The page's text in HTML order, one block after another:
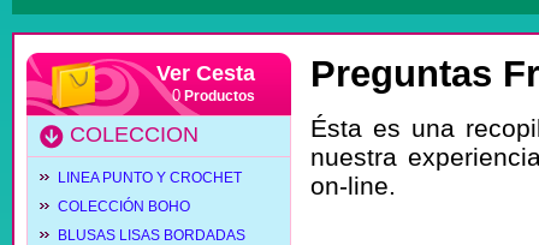
Ver Cesta
Productos
COLECCION
LINEA PUNTO Y CROCHET
COLECCIÓN BOHO
BLUSAS LISAS BORDADAS
Preguntas
Ésta es una
nuestra
on-line.